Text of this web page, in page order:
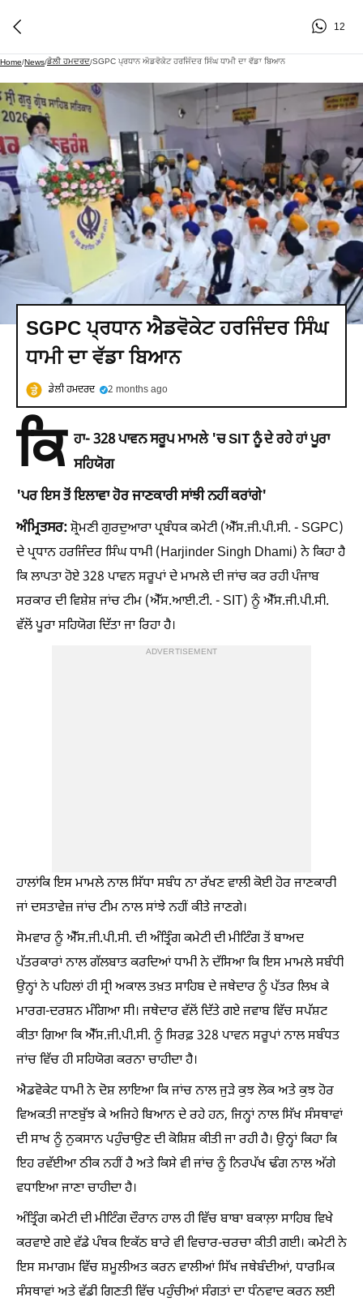
12
Home/News/ਡੇਲੀ ਹਮਦਰਦ/SGPC ਪ੍ਰਧਾਨ ਐਡਵੋਕੇਟ ਹਰਜਿੰਦਰ ਸਿੰਘ ਧਾਮੀ ਦਾ ਵੱਡਾ ਬਿਆਨ
SGPC ਪ੍ਰਧਾਨ ਐਡਵੋਕੇਟ ਹਰਜਿੰਦਰ ਸਿੰਘ
ਧਾਮੀ ਦਾ ਵੱਡਾ ਬਿਆਨ
ਡੇਲੀ ਹਮਦਰਦ 2 months ago
ਕਿ ਹਾ- 328 ਪਾਵਨ ਸਰੂਪ ਮਾਮਲੇ 'ਚ SIT ਨੂੰ ਦੇ ਰਹੇ ਹਾਂ ਪੂਰਾ
ਸਹਿਯੋਗ
'ਪਰ ਇਸ ਤੋਂ ਇਲਾਵਾ ਹੋਰ ਜਾਣਕਾਰੀ ਸਾਂਝੀ ਨਹੀਂ ਕਰਾਂਗੇ'
ਅੰਮ੍ਰਿਤਸਰ:ਸ਼੍ਰੋਮਣੀ ਗੁਰਦੁਆਰਾ ਪ੍ਰਬੰਧਕ ਕਮੇਟੀ (ਐੱਸ.ਜੀ.ਪੀ.ਸੀ. - SGPC)
ਦੇ ਪ੍ਰਧਾਨ ਹਰਜਿੰਦਰ ਸਿੰਘ ਧਾਮੀ (Harjinder Singh Dhami) ਨੇ ਕਿਹਾ ਹੈ
ਕਿ ਲਾਪਤਾ ਹੋਏ 328 ਪਾਵਨ ਸਰੂਪਾਂ ਦੇ ਮਾਮਲੇ ਦੀ ਜਾਂਚ ਕਰ ਰਹੀ ਪੰਜਾਬ
ਸਰਕਾਰ ਦੀ ਵਿਸ਼ੇਸ਼ ਜਾਂਚ ਟੀਮ (ਐੱਸ.ਆਈ.ਟੀ. - SIT) ਨੂੰ ਐੱਸ.ਜੀ.ਪੀ.ਸੀ.
ਵੱਲੋਂ ਪੂਰਾ ਸਹਿਯੋਗ ਦਿੱਤਾ ਜਾ ਰਿਹਾ ਹੈ।
ADVERTISEMENT
ਹਾਲਾਂਕਿ ਇਸ ਮਾਮਲੇ ਨਾਲ ਸਿੱਧਾ ਸਬੰਧ ਨਾ ਰੱਖਣ ਵਾਲੀ ਕੋਈ ਹੋਰ ਜਾਣਕਾਰੀ
ਜਾਂ ਦਸਤਾਵੇਜ਼ ਜਾਂਚ ਟੀਮ ਨਾਲ ਸਾਂਝੇ ਨਹੀਂ ਕੀਤੇ ਜਾਣਗੇ।
ਸੋਮਵਾਰ ਨੂੰ ਐੱਸ.ਜੀ.ਪੀ.ਸੀ. ਦੀ ਅੰਤ੍ਰਿੰਗ ਕਮੇਟੀ ਦੀ ਮੀਟਿੰਗ ਤੋਂ ਬਾਅਦ
ਪੱਤਰਕਾਰਾਂ ਨਾਲ ਗੱਲਬਾਤ ਕਰਦਿਆਂ ਧਾਮੀ ਨੇ ਦੱਸਿਆ ਕਿ ਇਸ ਮਾਮਲੇ ਸਬੰਧੀ
ਉਨ੍ਹਾਂ ਨੇ ਪਹਿਲਾਂ ਹੀ ਸ੍ਰੀ ਅਕਾਲ ਤਖ਼ਤ ਸਾਹਿਬ ਦੇ ਜਥੇਦਾਰ ਨੂੰ ਪੱਤਰ ਲਿਖ ਕੇ
ਮਾਰਗ-ਦਰਸ਼ਨ ਮੰਗਿਆ ਸੀ। ਜਥੇਦਾਰ ਵੱਲੋਂ ਦਿੱਤੇ ਗਏ ਜਵਾਬ ਵਿੱਚ ਸਪੱਸ਼ਟ
ਕੀਤਾ ਗਿਆ ਕਿ ਐੱਸ.ਜੀ.ਪੀ.ਸੀ. ਨੂੰ ਸਿਰਫ਼ 328 ਪਾਵਨ ਸਰੂਪਾਂ ਨਾਲ ਸਬੰਧਤ
ਜਾਂਚ ਵਿੱਚ ਹੀ ਸਹਿਯੋਗ ਕਰਨਾ ਚਾਹੀਦਾ ਹੈ।
ਐਡਵੋਕੇਟ ਧਾਮੀ ਨੇ ਦੋਸ਼ ਲਾਇਆ ਕਿ ਜਾਂਚ ਨਾਲ ਜੁੜੇ ਕੁਝ ਲੋਕ ਅਤੇ ਕੁਝ ਹੋਰ
ਵਿਅਕਤੀ ਜਾਣਬੁੱਝ ਕੇ ਅਜਿਹੇ ਬਿਆਨ ਦੇ ਰਹੇ ਹਨ, ਜਿਨ੍ਹਾਂ ਨਾਲ ਸਿੱਖ ਸੰਸਥਾਵਾਂ
ਦੀ ਸਾਖ ਨੂੰ ਨੁਕਸਾਨ ਪਹੁੰਚਾਉਣ ਦੀ ਕੋਸ਼ਿਸ਼ ਕੀਤੀ ਜਾ ਰਹੀ ਹੈ। ਉਨ੍ਹਾਂ ਕਿਹਾ ਕਿ
ਇਹ ਰਵੱਈਆ ਠੀਕ ਨਹੀਂ ਹੈ ਅਤੇ ਕਿਸੇ ਵੀ ਜਾਂਚ ਨੂੰ ਨਿਰਪੱਖ ਢੰਗ ਨਾਲ ਅੱਗੇ
ਵਧਾਇਆ ਜਾਣਾ ਚਾਹੀਦਾ ਹੈ।
ਅੰਤ੍ਰਿੰਗ ਕਮੇਟੀ ਦੀ ਮੀਟਿੰਗ ਦੌਰਾਨ ਹਾਲ ਹੀ ਵਿੱਚ ਬਾਬਾ ਬਕਾਲ਼ਾ ਸਾਹਿਬ ਵਿਖੇ
ਕਰਵਾਏ ਗਏ ਵੱਡੇ ਪੰਥਕ ਇਕੱਠ ਬਾਰੇ ਵੀ ਵਿਚਾਰ-ਚਰਚਾ ਕੀਤੀ ਗਈ। ਕਮੇਟੀ ਨੇ
ਇਸ ਸਮਾਗਮ ਵਿੱਚ ਸ਼ਮੂਲੀਅਤ ਕਰਨ ਵਾਲੀਆਂ ਸਿੱਖ ਜਥੇਬੰਦੀਆਂ, ਧਾਰਮਿਕ
ਸੰਸਥਾਵਾਂ ਅਤੇ ਵੱਡੀ ਗਿਣਤੀ ਵਿੱਚ ਪਹੁੰਚੀਆਂ ਸੰਗਤਾਂ ਦਾ ਧੰਨਵਾਦ ਕਰਨ ਲਈ